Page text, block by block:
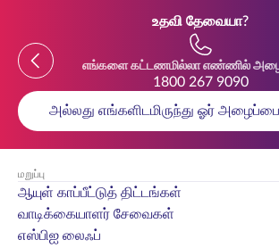
உதவி தேவையா?
Previous
எங்களை கட்டணமில்லா எண்ணில்
1800 267 9090
அல்லது எங்களிடமிருந்து ஓர்
மறுப்பு
ஆயுள் காப்பீட்டுத் திட்டங்கள்
வாடிக்கையாளர் சேவைகள்
எஸ்பிஐ லைஃப்